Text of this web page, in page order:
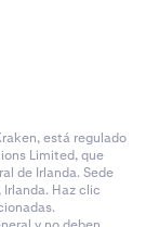
está regulado
Limited, que
de Irlanda. Sede
Irlanda. Haz clic